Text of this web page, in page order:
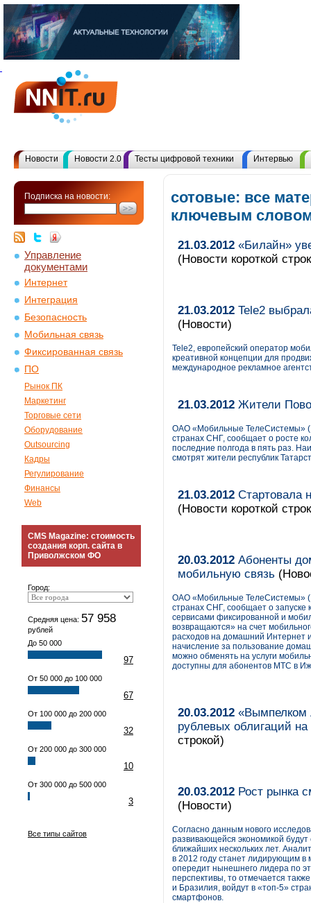
Новости Новости 2.0 Тесты цифровой техники Интервью
Подписка на новости:
Управление
документами
Интернет
Интеграция
Безопасность
Мобильная связь
Фиксированная связь
ПО
Рынок ПК
Маркетинг
Торговые сети
Оборудование
Outsourcing
Кадры
Регулирование
Финансы
Web
CMS Magazine: стоимость
создания корп. сайта в
Приволжском ФО
Город:
Средняя цена: 57 958
рублей
До 50 000
97
От 50 000 до 100 000
67
От 100 000 до 200 000
32
От 200 000 до 300 000
10
От 300 000 до 500 000
3
Все типы сайтов
сотовые: все
ключевым
21.03.2012 «Билайн»
(Новости короткой
21.03.2012 Tele2
(Новости)
Tele2, европейский оператор
креативной концепции для
международное рекламное
21.03.2012 Жители
ОАО «Мобильные ТелеСистемы»
странах СНГ, сообщает о росте
последние полгода в пять раз.
смотрят жители республик
21.03.2012 Стартовала
(Новости короткой
20.03.2012 Абоненты
мобильную связь
ОАО «Мобильные ТелеСистемы»
странах СНГ, сообщает о запуске
сервисами фиксированной и
возвращаются» на счет
расходов на домашний Интернет
начисление за пользование
можно обменять на услуги
доступны для абонентов МТС в
20.03.2012 «Вымпелком
рублевых облигаций
строкой)
20.03.2012 Рост рынка
(Новости)
Согласно данным нового
развивающейся экономикой
ближайших нескольких лет.
в 2012 году станет лидирующим
опередит нынешнего лидера по
перспективы, то отмечается
и Бразилия, войдут в «топ-5»
смартфонов.